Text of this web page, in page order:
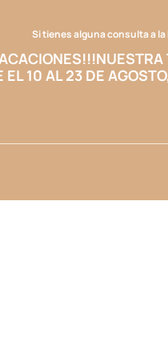
Si tienes alguna consulta a
NUESTRA
10 AL 23 DE